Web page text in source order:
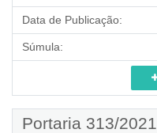
Data de Publicação:
Súmula:
Portaria 313/2021